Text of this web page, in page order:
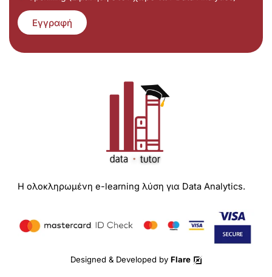
Εγγραφή
Η ολοκληρωμένη e-learning λύση για Data Analytics.
Designed & Developed by Flare